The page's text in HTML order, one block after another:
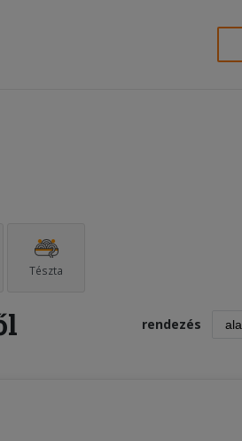
Tészta
rendezés